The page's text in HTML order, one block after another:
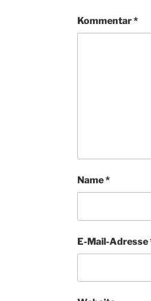
Kommentar*
Name*
E-Mail-Adresse